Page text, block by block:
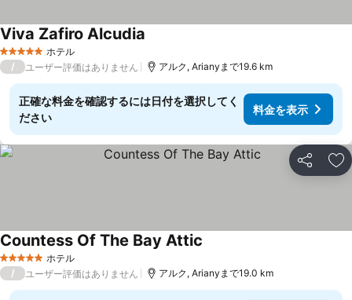
5 ホテルのランク
ホテル
Viva Zafiro Alcudia
/ ユーザー評価はありません アルク, Arianyまで19.6 km
正確な料金を確認するには日付を選択してく
ださい
料金を表示
シェア お
5 ホテルのランク
ホテル
Countess Of The Bay Attic
/ ユーザー評価はありません アルク, Arianyまで19.0 km